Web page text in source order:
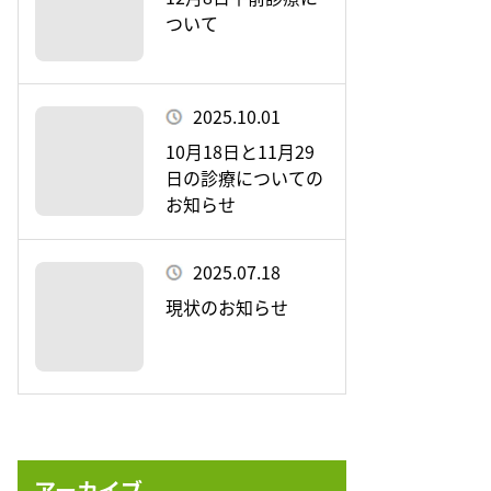
ついて
2025.10.01
10月18日と11月29
日の診療についての
お知らせ
2025.07.18
現状のお知らせ